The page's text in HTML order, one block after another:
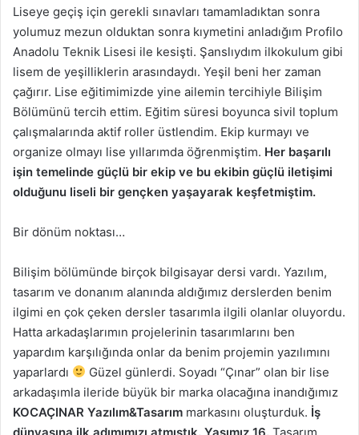
Liseye geçiş için gerekli sınavları tamamladıktan sonra
yolumuz mezun olduktan sonra kıymetini anladığım Profilo
Anadolu Teknik Lisesi ile kesişti. Şanslıydım ilkokulum gibi
lisem de yeşilliklerin arasındaydı. Yeşil beni her zaman
çağırır. Lise eğitimimizde yine ailemin tercihiyle Bilişim
Bölümünü tercih ettim. Eğitim süresi boyunca sivil toplum
çalışmalarında aktif roller üstlendim. Ekip kurmayı ve
organize olmayı lise yıllarımda öğrenmiştim. Her başarılı
işin temelinde güçlü bir ekip ve bu ekibin güçlü iletişimi
olduğunu liseli bir gençken yaşayarak keşfetmiştim.
Bir dönüm noktası…
Bilişim bölümünde birçok bilgisayar dersi vardı. Yazılım,
tasarım ve donanım alanında aldığımız derslerden benim
ilgimi en çok çeken dersler tasarımla ilgili olanlar oluyordu.
Hatta arkadaşlarımın projelerinin tasarımlarını ben
yapardım karşılığında onlar da benim projemin yazılımını
yaparlardı
Güzel günlerdi. Soyadı “Çınar” olan bir lise
arkadaşımla ileride büyük bir marka olacağına inandığımız
KOCAÇINAR Yazılım&Tasarım markasını oluşturduk. İş